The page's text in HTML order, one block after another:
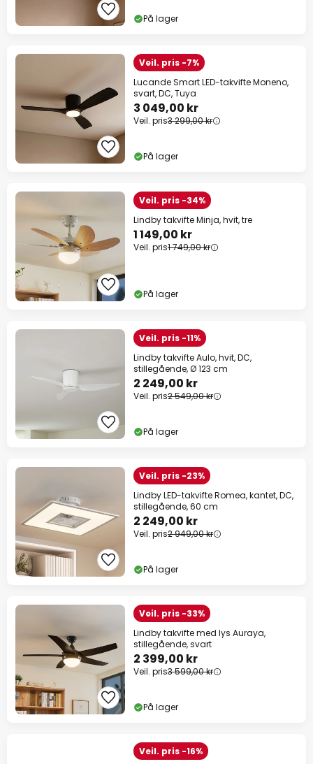
På lager
Veil. pris -7%
Lucande Smart LED-takvifte Moneno,
svart, DC, Tuya
3 049,00 kr
Veil. pris3 299,00 kr
På lager
Veil. pris -34%
Lindby takvifte Minja, hvit, tre
1 149,00 kr
Veil. pris1 749,00 kr
På lager
Veil. pris -11%
Lindby takvifte Aulo, hvit, DC,
stillegående, Ø 123 cm
2 249,00 kr
Veil. pris2 549,00 kr
På lager
Veil. pris -23%
Lindby LED-takvifte Romea, kantet, DC,
stillegående, 60 cm
2 249,00 kr
Veil. pris2 949,00 kr
På lager
Veil. pris -33%
Lindby takvifte med lys Auraya,
stillegående, svart
2 399,00 kr
Veil. pris3 599,00 kr
På lager
Veil. pris -16%